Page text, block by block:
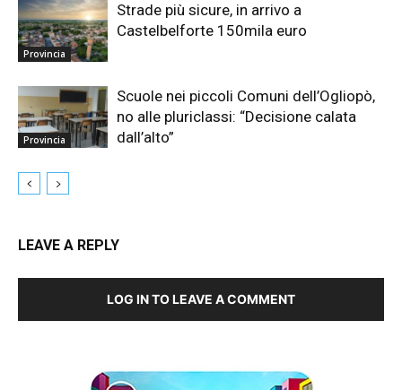
Provincia
Strade più sicure, in arrivo a
Castelbelforte 150mila euro
Provincia
Scuole nei piccoli Comuni dell’Ogliopò,
no alle pluriclassi: “Decisione calata
dall’alto”
LEAVE A REPLY
LOG IN TO LEAVE A COMMENT